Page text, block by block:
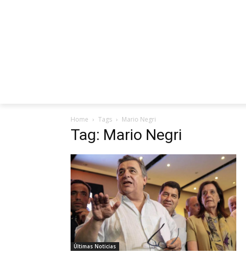
Home Tags Mario Negri
Tag: Mario Negri
Últimas Noticias